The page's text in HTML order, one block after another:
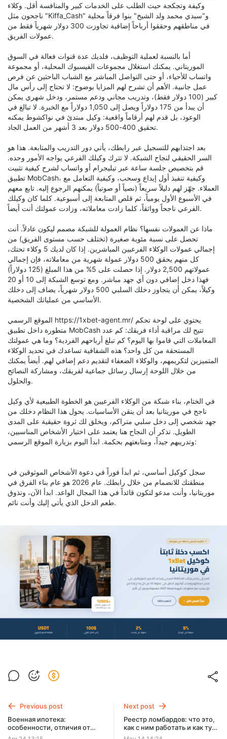
وكيفة وتجكجة حيث الطلب على الخدمات كبير والمنافسة أقل. وكلاء
ناجحون مثل "Kiffa_Cash" و"سيدي محمد ولد الشيخ" بنوا فرقاً محلية
في مناطقهم وحققوا أرباحاً إضافية تجاوزت 300 دولار شهرياً فقط من
عمولات الفريق.
أما بالنسبة لعملية التوظيف، فلديك عدة قنوات فعالة في السوق
الموريتاني. يمكنك استغلال مجموعات الفيسبوك المحلية، أو مجموعة
واتساب للأحياء، أو حتى التواصل المباشر مع الشباب الباحثين عن فرص
عمل جانبية. الأهم أن تشرح لهم المزايا بوضوح: لا تحتاج إلى رأس مال
كبير (100 دولار فقط)، وتدريب مجاني ودعم مستمر، ودخل شهري يمكن
أن يبدأ من 175 دولاراً ويصل إلى 1,050 دولاراً مع الخبرة. لا تبالغ في
الوعود، بل قدم لهم أرقاماً واقعية: وكيل مبتدئ في نواكشوط يمكنه
تحقيق 400-500 دولار بعد 3 أشهر من العمل الجاد.
بعد اجتذابهم للتسجيل عبر رابطك، يأتي دور التدريب والمتابعة. هذا هو
السر الحقيقي لنجاح الشبكة. لا تترك وكيلك الفرعي يواجه الأمور وحده.
قم بتخصيص جلسة ساعة عبر تيليجرام أو واتساب لشرح كيفية تثبيت
تطبيق MobCash، وكيفية تنفيذ أول إيداع وسحب، وكيفية التعامل مع
العملاء. جهّز لهم دليلاً سريعاً (نصياً أو صوتياً) يمكنهم الرجوع إليه. تابع معهم
في الأسبوع الأول يومياً، ثم قلص المتابعة إلى أسبوعية. كلما كان وكيلك
الفرعي ناجحاً وواثقاً، كلما زادت معاملاته، وزادت عمولتك أنت أيضاً.
ماذا عن العمولات نفسها؟ نظام العمولة للشبكة مصمم ليكون عادلاً. أنت
تحصل على نسبة مئوية صغيرة (تختلف حسب مستوى الفريق) من
إجمالي عمولات الوكلاء الفرعيين المباشرين. إذا كان لديك 5 وكلاء تحتك،
كل منهم يحقق 500 دولار عمولة شهرية من معاملاته، فإن إجمالي
عمولاتهم 2,500 دولار. إذا حصلت على 5% من هذا المبلغ (125 دولاراً)
فهذا دخل إضافي دون أي جهد مباشر. ومع توسع الشبكة إلى 10 أو 20
وكيلاً، يمكن أن يتجاوز دخلك السلبي 500 دولار شهرياً، يضاف إلى دخلك
الأساسي من عملياتك الشخصية.
الموقع الرسمي https://1xbet-agent.mr/ يحتوي على لوحة تحكم
متطورة داخل تطبيق MobCash تتيح لك مراقبة أداء فريقك: كم عدد
المعاملات التي قاموا بها اليوم؟ كم تبلغ أرباحهم الفردية؟ وما هي عمولتك
المستحقة من كل واحد؟ هذه الشفافية تساعدك في تحديد الوكلاء
المتميزين لتكريمهم، والوكلاء الضعفاء لتقديم دعم إضافي لهم. أيضاً يمكنك
من خلال اللوحة إرسال رسائل جماعية لفريقك، ومشاركة النصائح
والحلول.
في الختام، بناء شبكة من الوكلاء الفرعيين هو الخطوة الطبيعية لأي وكيل
ناجح في موريتانيا بعد أن يتقن الأساسيات. يحول هذا النظام دخلك من
جهد شخصي إلى دخل سلبي متراكم، ويخلق لك ثروة حقيقية على المدى
الطويل. تذكر أن النجاح هنا يعتمد على اختيار الأشخاص المناسبين،
وتدريبهم جيداً، ومتابعتهم بحكمة. ابدأ اليوم بزيارة الموقع الرسمي:
سجل كوكيل أساسي، ثم ابدأ فوراً في دعوة الأشخاص الموثوقين في
منطقتك للانضمام من خلال رابطك. عام 2026 هو عام بناء الفرق في
موريتانيا، وأنت مدعو لتكون قائداً في هذا المجال الواعد. ابدأ الآن، وتذوق
طعم الدخل الذي يأتي إليك وأنت نائم.
Previous post
Военная ипотека:
особенности, отличия от
обычной и где оформить
Next post
Реестр ломбардов: что это,
как с ним работать и как туда
попасть